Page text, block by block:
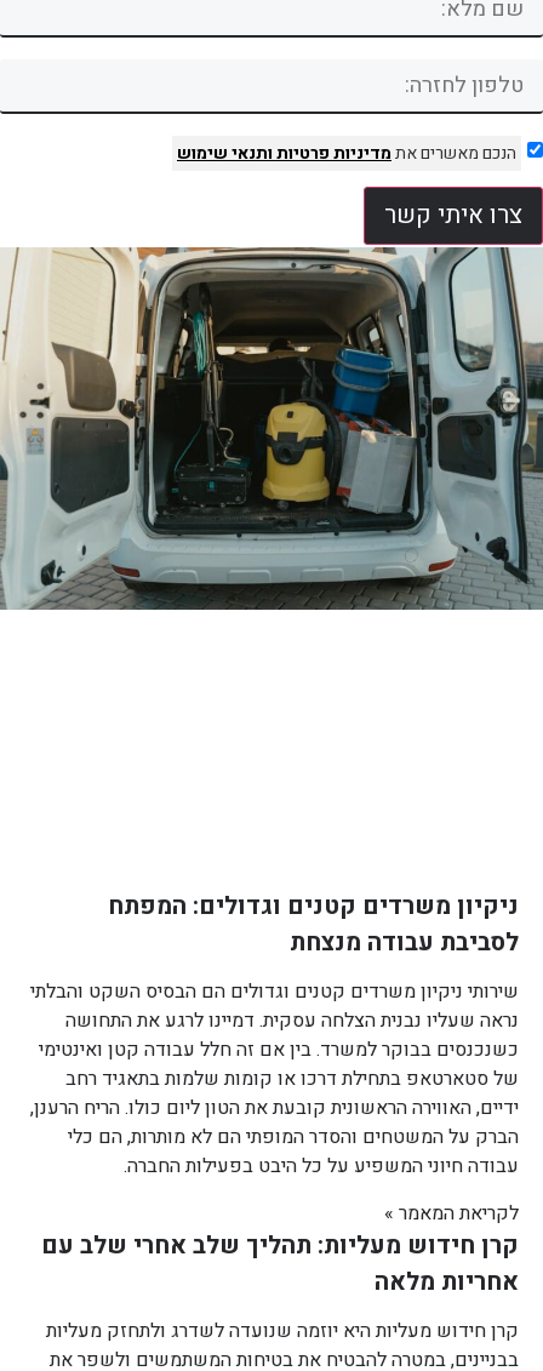
הנכם מאשרים אתמדיניות פרטיותותנאי שימוש
צרו איתי קשר
ניקיון משרדים קטנים וגדולים: המפתח
לסביבת עבודה מנצחת
שירותי ניקיון משרדים קטנים וגדולים הם הבסיס השקט והבלתי
נראה שעליו נבנית הצלחה עסקית. דמיינו לרגע את התחושה
כשנכנסים בבוקר למשרד. בין אם זה חלל עבודה קטן ואינטימי
של סטארטאפ בתחילת דרכו או קומות שלמות בתאגיד רחב
ידיים, האווירה הראשונית קובעת את הטון ליום כולו. הריח הרענן,
הברק על המשטחים והסדר המופתי הם לא מותרות, הם כלי
עבודה חיוני המשפיע על כל היבט בפעילות החברה.
לקריאת המאמר »
קרן חידוש מעליות: תהליך שלב אחרי שלב עם
אחריות מלאה
קרן חידוש מעליות היא יוזמה שנועדה לשדרג ולתחזק מעליות
בבניינים, במטרה להבטיח את בטיחות המשתמשים ולשפר את